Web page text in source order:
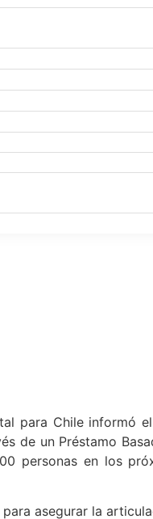
para Chile informó
de un Préstamo
personas en los
asegurar la